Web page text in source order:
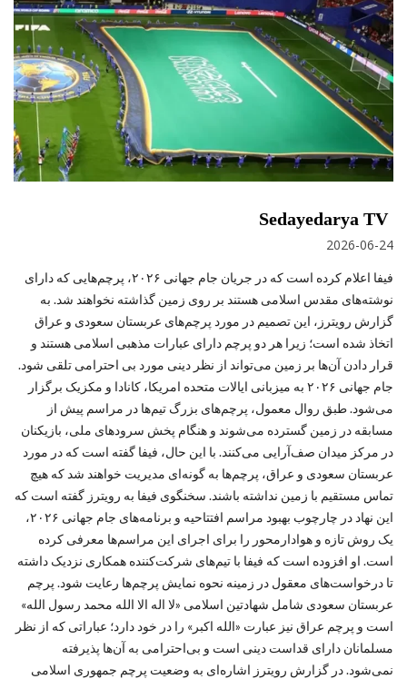
Sedayedarya TV
2026-06-24
فیفا اعلام کرده است که در جریان جام جهانی ۲۰۲۶، پرچم‌هایی که دارای
نوشته‌های مقدس اسلامی هستند بر روی زمین گذاشته نخواهند شد. به
گزارش رویترز، این تصمیم در مورد پرچم‌های عربستان سعودی و عراق
اتخاذ شده است؛ زیرا هر دو پرچم دارای عبارات مذهبی اسلامی هستند و
قرار دادن آن‌ها بر زمین می‌تواند از نظر دینی مورد بی ‌احترامی تلقی شود.
جام جهانی ۲۰۲۶ به میزبانی ایالات متحده امریکا، کانادا و مکزیک برگزار
می‌شود. طبق روال معمول، پرچم‌های بزرگ تیم‌ها در مراسم پیش از
مسابقه در زمین گسترده می‌شوند و هنگام پخش سرودهای ملی، بازیکنان
در مرکز میدان صف‌آرایی می‌کنند. با این حال، فیفا گفته است که در مورد
عربستان سعودی و عراق، پرچم‌ها به گونه‌ای مدیریت خواهند شد که هیچ
تماس مستقیم با زمین نداشته باشند. سخنگوی فیفا به رویترز گفته است که
این نهاد در چارچوب بهبود مراسم افتتاحیه و برنامه‌های جام جهانی ۲۰۲۶،
یک روش تازه و هوادارمحور را برای اجرای این مراسم‌ها معرفی کرده
است. او افزوده است که فیفا با تیم‌های شرکت‌کننده همکاری نزدیک داشته
تا درخواست‌های معقول در زمینه نحوه نمایش پرچم‌ها رعایت شود. پرچم
عربستان سعودی شامل شهادتین اسلامی «لا اله الا الله محمد رسول الله»
است و پرچم عراق نیز عبارت «الله اکبر» را در خود دارد؛ عباراتی که از نظر
مسلمانان دارای قداست دینی است و بی‌احترامی به آن‌ها پذیرفته
نمی‌شود. در گزارش رویترز اشاره‌ای به وضعیت پرچم جمهوری اسلامی